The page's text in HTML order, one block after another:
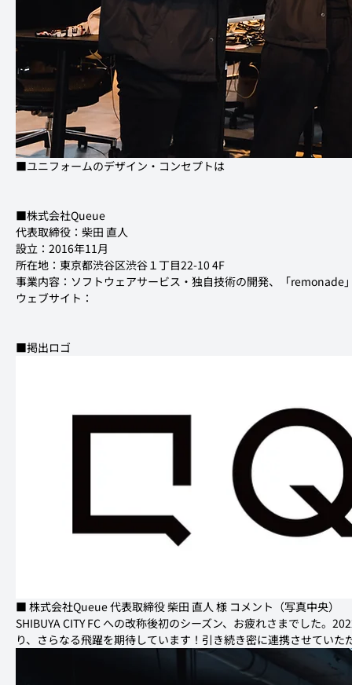
■ユニフォームのデザイン・コンセプトは
代表取締役：柴田 直人
設立：2016年11月
所在地：東京都渋谷区渋谷１丁目22-10 4F
事業内容：ソフトウェアサービス・独自技術の開発、「remonade
ウェブサイト：
■掲出ロゴ
■ 株式会社Queue 代表取締役 柴田 直人 様 コメント（写真中央）
SHIBUYA CITY FC への改称後初のシーズン、お疲れさまでした。
り、さらなる飛躍を期待しています！引き続き密に連携させてい